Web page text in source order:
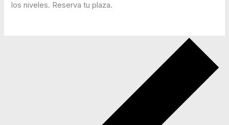
los niveles. Reserva tu plaza.